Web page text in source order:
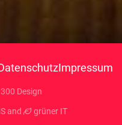
Impressum
300 Design
and grüner IT